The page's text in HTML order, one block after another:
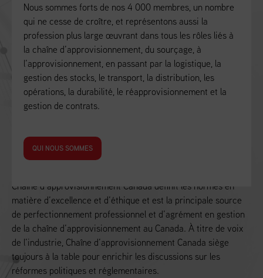
Alimenter la croissance économique du Canada
Chaîne d’approvisionnement Canada définit les normes en
matière d’excellence et d’éthique et est la principale source
de perfectionnement professionnel et d’agrément en gestion
de la chaîne d’approvisionnement au Canada. À titre de voix
de l’industrie, Chaîne d’approvisionnement Canada siège
toujours à la table pour enrichir les discussions sur les
réformes politiques et réglementaires.
Nous sommes forts de nos 4 000 membres, un nombre
qui ne cesse de croître, et représentons aussi la
profession plus large œuvrant dans tous les rôles liés à
la chaîne d’approvisionnement, du sourçage, à
l’approvisionnement, en passant par la logistique, la
gestion des stocks, le transport, la distribution, les
opérations, la durabilité, le réapprovisionnement et la
gestion de contrats.
QUI NOUS SOMMES